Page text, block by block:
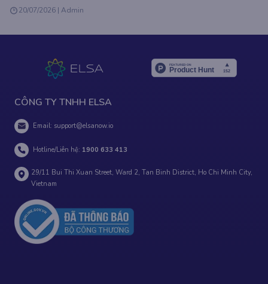
20/07/2026 | Admin
CÔNG TY TNHH ELSA
Email: support@elsanow.io
Hotline/Liên hệ: 1900 633 413
29/11 Bui Thi Xuan Street, Ward 2, Tan Binh District, Ho Chi Minh City,
Vietnam